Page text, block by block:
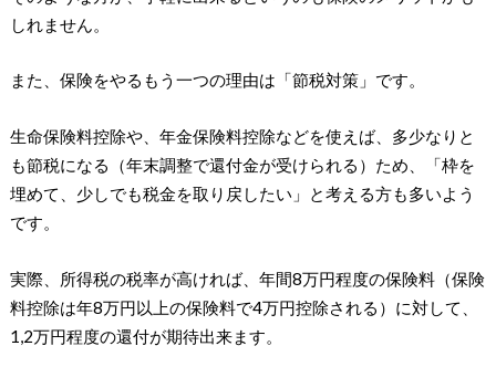
しれません。
また、保険をやるもう一つの理由は「節税対策」です。
生命保険料控除や、年金保険料控除などを使えば、多少なりと
も節税になる（年末調整で還付金が受けられる）ため、「枠を
埋めて、少しでも税金を取り戻したい」と考える方も多いよう
です。
実際、所得税の税率が高ければ、年間8万円程度の保険料（保険
料控除は年8万円以上の保険料で4万円控除される）に対して、
1,2万円程度の還付が期待出来ます。